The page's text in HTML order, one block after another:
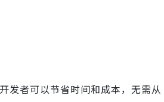
发者可以节省时间和成本，无需从